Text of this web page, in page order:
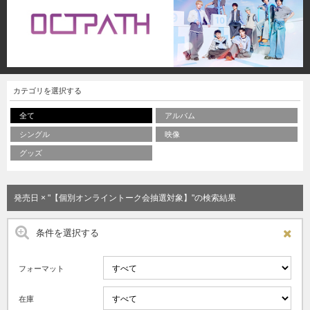
カテゴリを選択する
全て アルバム
シングル 映像
グッズ
発売日 × "【個別オンライントーク会抽選対象】"の検索結果
条件を選択する
フォーマット
在庫